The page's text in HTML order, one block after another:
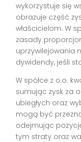
wykorzystuje się
obrazuje część
właścicielom. W
zasady
uprzywilejowania
dywidendy, jeśli
W spółce z o.o.
sumując zysk za
ubiegłych oraz
mogą być
odejmując
tym straty oraz